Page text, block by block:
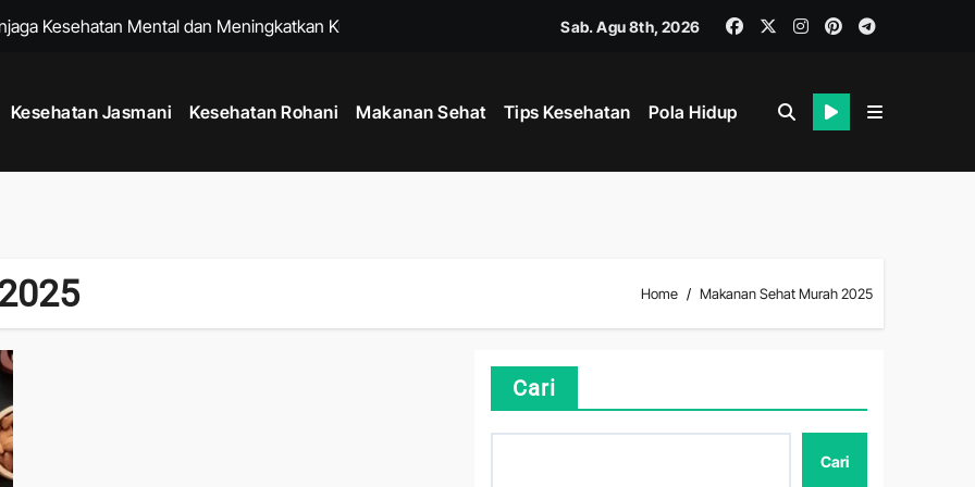
Kesehatan Mental dan Meningkatkan Kualitas Hidup
Usia Muda dengan Kebiasaan Sederhana Setiap Hari
Memperkuat Sistem Imun dan Menjaga Daya Tahan Tubuh
Menjaga Produktivitas di Tengah Aktivitas Padat
dengan Rutinitas Malam yang Mendukung Tubuh Lebih Sehat
Berolahraga agar Tubuh Lebih Siap dan Fleksibel
Sab. Agu 8th, 2026
Kesehatan Jasmani Kesehatan Rohani Makanan Sehat Tips Kesehatan Pola Hidup
Home Makanan Sehat Murah 2025
Cari
Cari